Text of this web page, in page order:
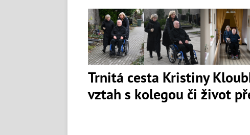
Trnitá cesta Kristiny
vztah s kolegou či život